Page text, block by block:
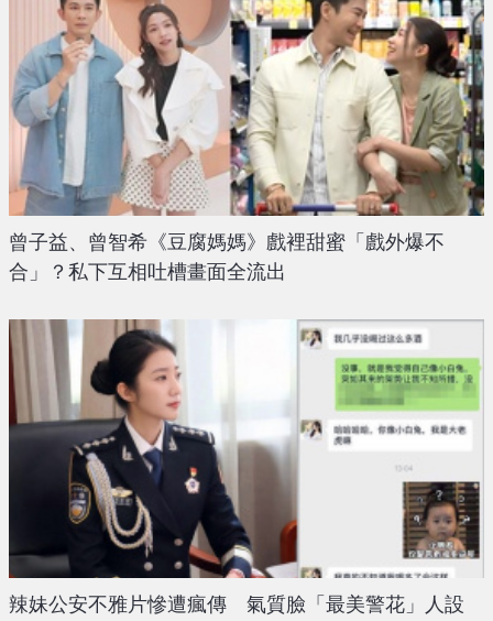
曾子益、曾智希《豆腐媽媽》戲裡甜蜜「戲外爆不
合」？私下互相吐槽畫面全流出
辣妹公安不雅片慘遭瘋傳 氣質臉「最美警花」人設